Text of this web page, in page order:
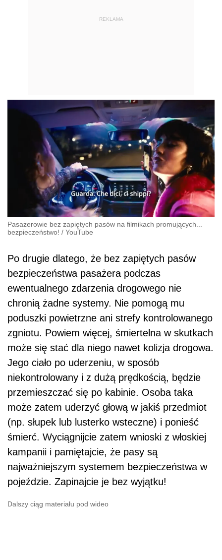
REKLAMA
Pasażerowie bez zapiętych pasów na filmikach promujących...
bezpieczeństwo! / YouTube
Po drugie dlatego, że bez zapiętych pasów
bezpieczeństwa pasażera podczas
ewentualnego zdarzenia drogowego nie
chronią żadne systemy. Nie pomogą mu
poduszki powietrzne ani strefy kontrolowanego
zgniotu. Powiem więcej, śmiertelna w skutkach
może się stać dla niego nawet kolizja drogowa.
Jego ciało po uderzeniu, w sposób
niekontrolowany i z dużą prędkością, będzie
przemieszczać się po kabinie. Osoba taka
może zatem uderzyć głową w jakiś przedmiot
(np. słupek lub lusterko wsteczne) i ponieść
śmierć. Wyciągnijcie zatem wnioski z włoskiej
kampanii i pamiętajcie, że pasy są
najważniejszym systemem bezpieczeństwa w
pojeździe. Zapinajcie je bez wyjątku!
Dalszy ciąg materiału pod wideo